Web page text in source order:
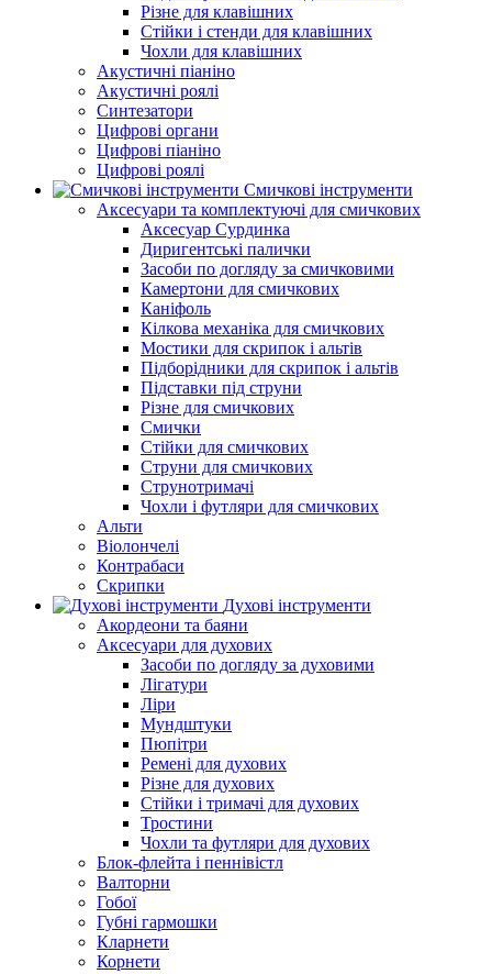
Різне для клавішних
Стійки і стенди для клавішних
Чохли для клавішних
Акустичні піаніно
Акустичні роялі
Синтезатори
Цифрові органи
Цифрові піаніно
Цифрові роялі
Смичкові інструменти
Аксесуари та комплектуючі для смичкових
Аксесуар Сурдинка
Диригентські палички
Засоби по догляду за смичковими
Камертони для смичкових
Каніфоль
Кілкова механіка для смичкових
Мостики для скрипок і альтів
Підборiдники для скрипок і альтів
Підставки під струни
Різне для смичкових
Смички
Стійки для смичкових
Струни для смичкових
Струнотримачі
Чохли і футляри для смичкових
Альти
Віолончелі
Контрабаси
Скрипки
Духові інструменти
Акордеони та баяни
Аксесуари для духових
Засоби по догляду за духовими
Лігатури
Ліри
Мундштуки
Пюпітри
Ремені для духових
Різне для духових
Стійки і тримачі для духових
Тростини
Чохли та футляри для духових
Блок-флейта і пеннівістл
Валторни
Гобої
Губні гармошки
Кларнети
Корнети